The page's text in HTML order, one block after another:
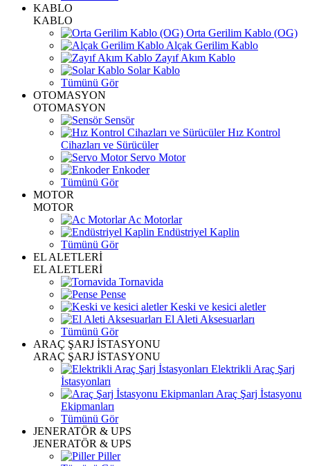
KABLO
KABLO
Orta Gerilim Kablo (OG)
Alçak Gerilim Kablo
Zayıf Akım Kablo
Solar Kablo
Tümünü Gör
OTOMASYON
OTOMASYON
Sensör
Hız Kontrol
Cihazları ve Sürücüler
Servo Motor
Enkoder
Tümünü Gör
MOTOR
MOTOR
Ac Motorlar
Endüstriyel Kaplin
Tümünü Gör
EL ALETLERİ
EL ALETLERİ
Tornavida
Pense
Keski ve kesici aletler
El Aleti Aksesuarları
Tümünü Gör
ARAÇ ŞARJ İSTASYONU
ARAÇ ŞARJ İSTASYONU
Elektrikli Araç Şarj
İstasyonları
Araç Şarj İstasyonu
Ekipmanları
Tümünü Gör
JENERATÖR & UPS
JENERATÖR & UPS
Piller